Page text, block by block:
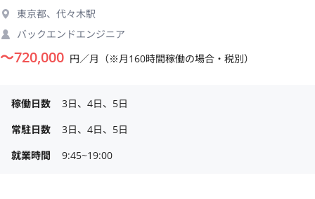
東京都、代々木駅
バックエンドエンジニア
〜720,000 円／月（※月160時間稼働の場合・税別）
稼働日数
3日、4日、5日
常駐日数
3日、4日、5日
就業時間
9:45~19:00